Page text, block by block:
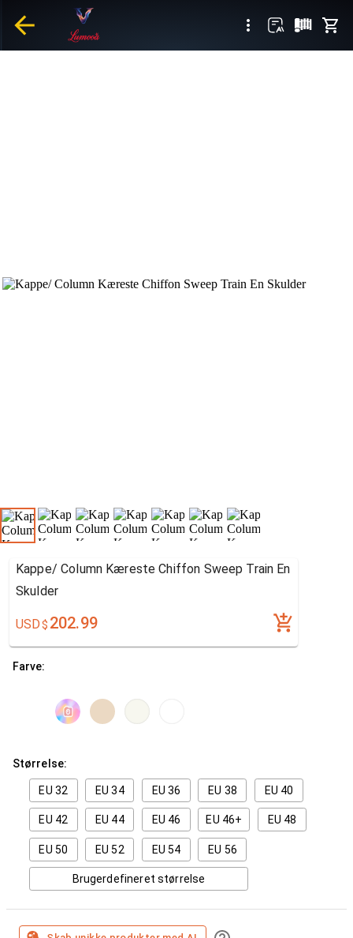
Kappe/ Column Kæreste Chiffon Sweep Train En
Skulder
USD$ 202.99
Farve:
Størrelse:
EU 32 EU 34 EU 36 EU 38 EU 40
EU 42 EU 44 EU 46 EU 46+ EU 48
EU 50 EU 52 EU 54 EU 56
Brugerdefineret størrelse